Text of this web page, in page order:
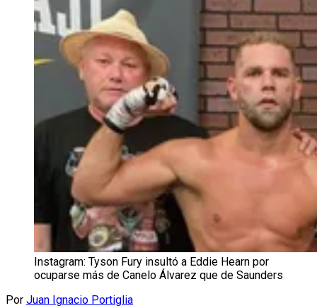
Instagram: Tyson Fury insultó a Eddie Hearn por
ocuparse más de Canelo Álvarez que de Saunders
Por Juan Ignacio Portiglia